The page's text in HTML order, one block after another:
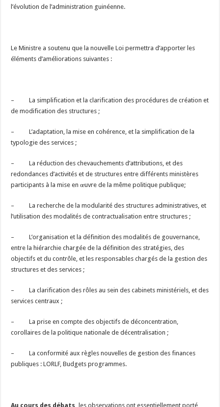
l’évolution de l’administration guinéenne.
Le Ministre a soutenu que la nouvelle Loi permettra d’apporter les
éléments d’améliorations suivantes :
– La simplification et la clarification des procédures de création et
de modification des structures ;
– L’adaptation, la mise en cohérence, et la simplification de la
typologie des services ;
– La réduction des chevauchements d’attributions, et des
redondances d’activités et de structures entre différents ministères
participants à la mise en œuvre de la même politique publique;
– La recherche de la modularité des structures administratives, et
l’utilisation des modalités de contractualisation entre structures ;
– L’organisation et la définition des modalités de gouvernance,
entre la hiérarchie chargée de la définition des stratégies, des
objectifs et du contrôle, et les responsables chargés de la gestion des
structures et des services ;
– La clarification des rôles au sein des cabinets ministériels, et des
services centraux ;
– La prise en compte des objectifs de déconcentration,
corollaires de la politique nationale de décentralisation ;
– La conformité aux règles nouvelles de gestion des finances
publiques : LORLF, Budgets programmes.
Au cours des débats,les observations ont essentiellement porté